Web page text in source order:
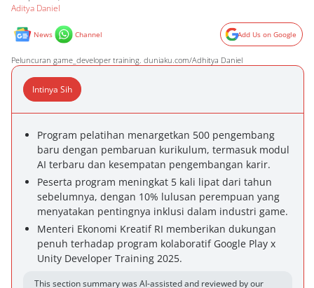
Aditya Daniel
News Channel Add Us on Google
Peluncuran game_developer training. duniaku.com/Adhitya Daniel
Intinya Sih
Program pelatihan menargetkan 500 pengembang
baru dengan pembaruan kurikulum, termasuk modul
AI terbaru dan kesempatan pengembangan karir.
Peserta program meningkat 5 kali lipat dari tahun
sebelumnya, dengan 10% lulusan perempuan yang
menyatakan pentingnya inklusi dalam industri game.
Menteri Ekonomi Kreatif RI memberikan dukungan
penuh terhadap program kolaboratif Google Play x
Unity Developer Training 2025.
This section summary was AI-assisted and reviewed by our